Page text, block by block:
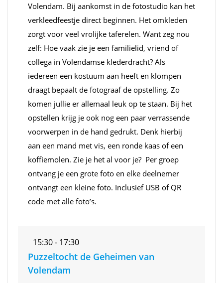
Volendam. Bij aankomst in de fotostudio kan het
verkleedfeestje direct beginnen. Het omkleden
zorgt voor veel vrolijke taferelen. Want zeg nou
zelf: Hoe vaak zie je een familielid, vriend of
collega in Volendamse klederdracht? Als
iedereen een kostuum aan heeft en klompen
draagt bepaalt de fotograaf de opstelling. Zo
komen jullie er allemaal leuk op te staan. Bij het
opstellen krijg je ook nog een paar verrassende
voorwerpen in de hand gedrukt. Denk hierbij
aan een mand met vis, een ronde kaas of een
koffiemolen. Zie je het al voor je? Per groep
ontvang je een grote foto en elke deelnemer
ontvangt een kleine foto. Inclusief USB of QR
code met alle foto’s.
15:30 - 17:30
Puzzeltocht de Geheimen van
Volendam